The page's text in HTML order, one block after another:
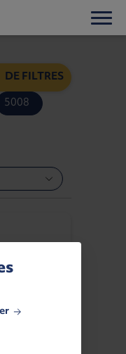
DE FILTRES
5008